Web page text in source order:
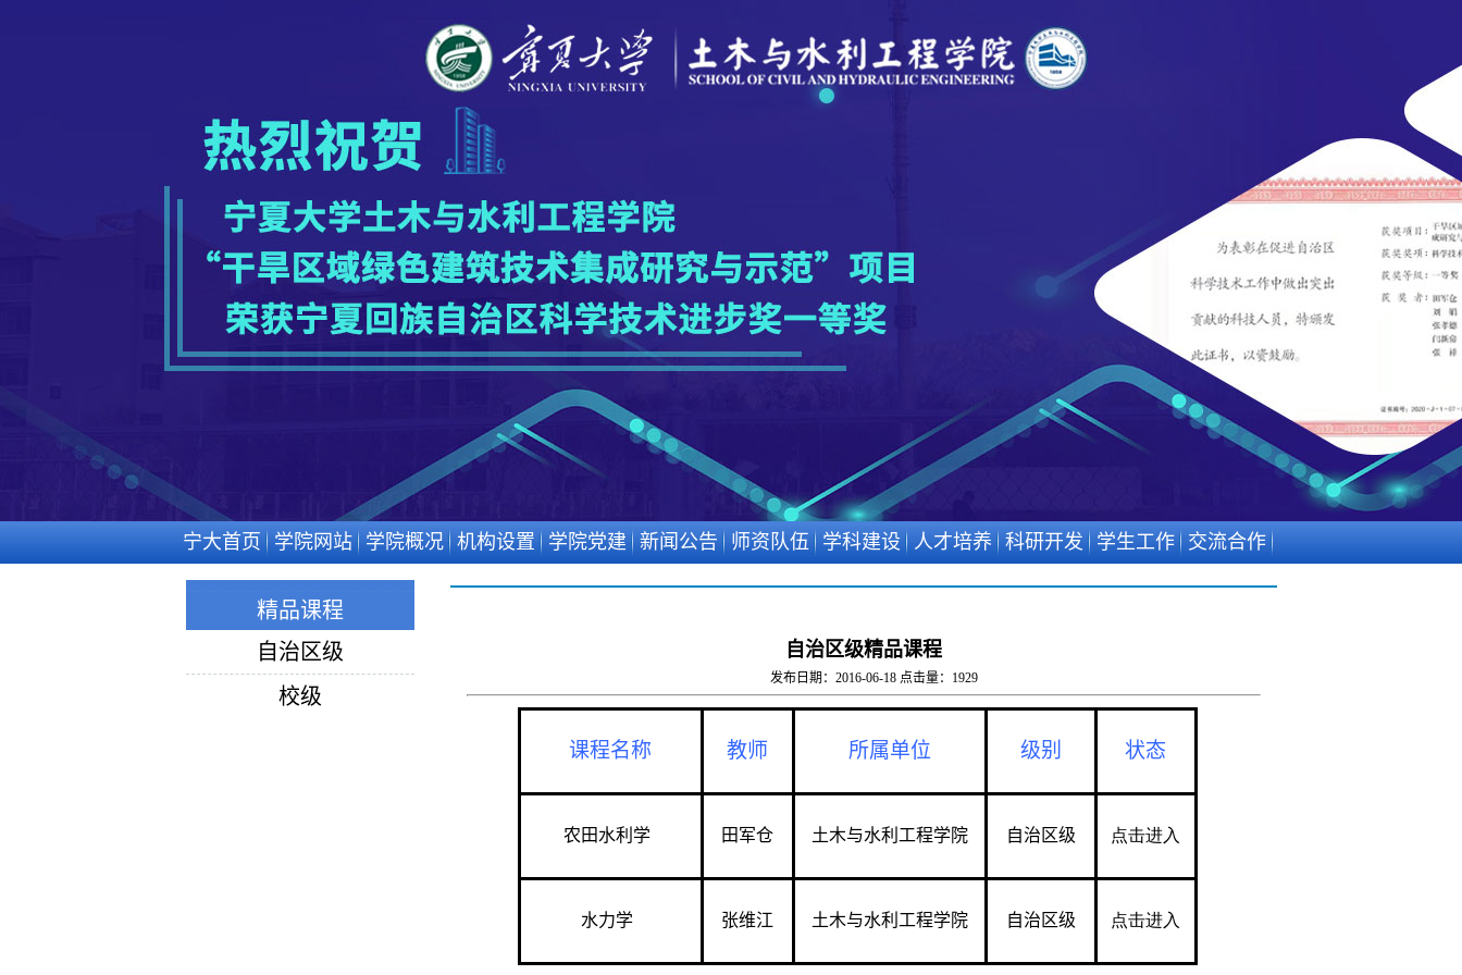
宁大首页 学院网站 学院概况 机构设置 学院党建 新闻公告 师资队伍 学科建设 人才培养 科研开发 学生工作 交流合作
精品课程
自治区级
校级
自治区级精品课程
发布日期：2016-06-18 点击量： 1929
课程名称 教师 所属单位 级别 状态
农田水利学 田军仓 土木与水利工程学院 自治区级 点击进入
水力学 张维江 土木与水利工程学院 自治区级 点击进入